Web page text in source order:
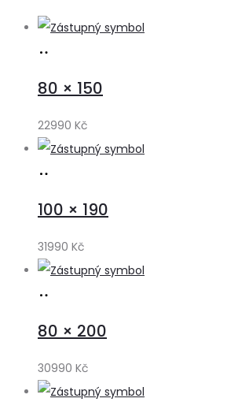
košíku
80 × 150
22990 Kč
košíku
100 × 190
31990 Kč
košíku
80 × 200
30990 Kč